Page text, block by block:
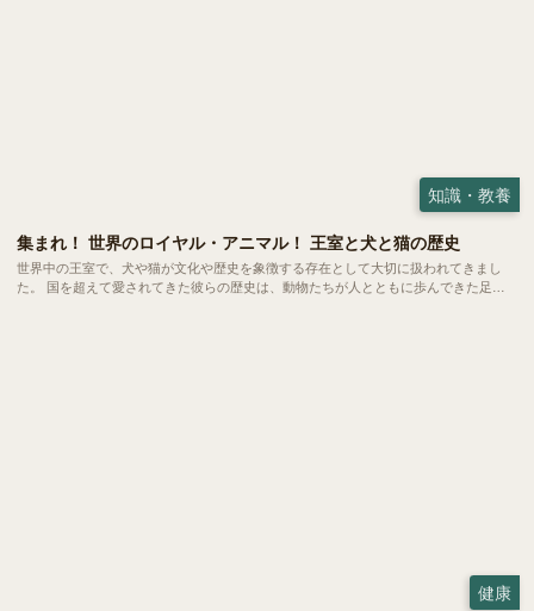
知識・教養
集まれ！ 世界のロイヤル・アニマル！ 王室と犬と猫の歴史
世界中の王室で、犬や猫が文化や歴史を象徴する存在として大切に扱われてきまし
た。 国を超えて愛されてきた彼らの歴史は、動物たちが人とともに歩んできた足跡
健康